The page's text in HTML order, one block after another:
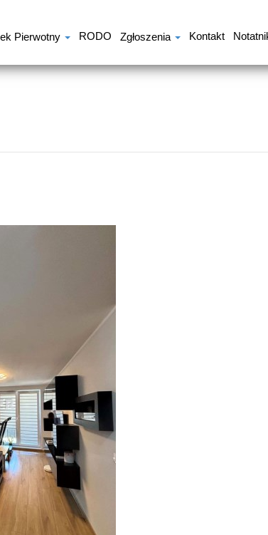
Pierwotny RODO Zgłoszenia Kontakt